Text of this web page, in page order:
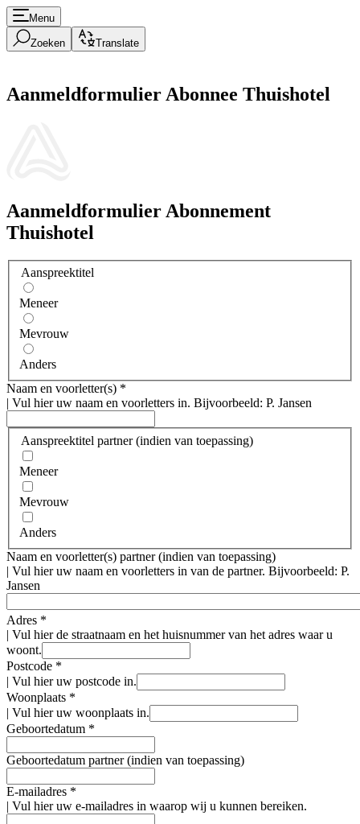
Menu
Zoeken Translate
Aanmeldformulier Abonnee Thuishotel
Aanmeldformulier Abonnement
Thuishotel
Aanspreektitel
Meneer
Mevrouw
Anders
Naam en voorletter(s) *
| Vul hier uw naam en voorletters in. Bijvoorbeeld: P. Jansen
Aanspreektitel partner (indien van toepassing)
Meneer
Mevrouw
Anders
Naam en voorletter(s) partner (indien van toepassing)
| Vul hier uw naam en voorletters in van de partner. Bijvoorbeeld: P.
Jansen
Adres *
| Vul hier de straatnaam en het huisnummer van het adres waar u
woont.
Postcode *
| Vul hier uw postcode in.
Woonplaats *
| Vul hier uw woonplaats in.
Geboortedatum *
Geboortedatum partner (indien van toepassing)
E-mailadres *
| Vul hier uw e-mailadres in waarop wij u kunnen bereiken.